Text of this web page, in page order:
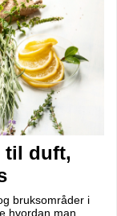
til duft,
bruksområder i
hvordan man